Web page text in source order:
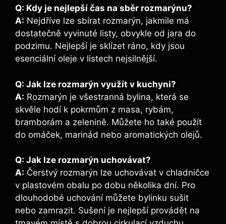
Q: ⁢Kdy je nejlepší čas⁣ na sběr⁣ rozmarýnu?
A: Nejdříve​ lze sbírat rozmarýn, jakmile ​má
dostatečně vyvinuté listy, obvykle od‍ jara do
podzimu. Nejlepší ⁤je sklízet ráno, kdy jsou
‌esenciální oleje v listech nejsilnější.
Q: Jak lze rozmarýn využít ⁣v kuchyni?
A: Rozmarýn je všestranná bylina, která se
skvěle⁢ hodí k pokrmům z masa, rybám,
bramborám⁢ a zelenině. Můžete ho také ‍použít
do omáček, marinád nebo aromatických olejů.
Q: ⁢Jak lze rozmarýn uchovávat?
A: Čerstvý rozmarýn lze ‍uchovávat v chladničce
v plastovém obalu po ‍dobu několika dní. ​Pro
dlouhodobé uchování můžete bylinku sušit
nebo zamrazit. Sušení je nejlepší provádět na